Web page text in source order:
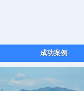
成功案例